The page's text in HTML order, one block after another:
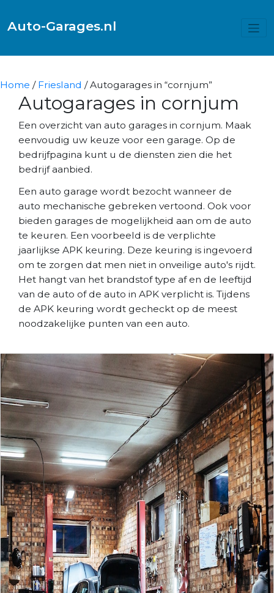
Auto-Garages.nl
Home / Friesland / Autogarages in “cornjum”
Autogarages in cornjum
Een overzicht van auto garages in cornjum. Maak
eenvoudig uw keuze voor een garage. Op de
bedrijfpagina kunt u de diensten zien die het
bedrijf aanbied.
Een auto garage wordt bezocht wanneer de
auto mechanische gebreken vertoond. Ook voor
bieden garages de mogelijkheid aan om de auto
te keuren. Een voorbeeld is de verplichte
jaarlijkse APK keuring. Deze keuring is ingevoerd
om te zorgen dat men niet in onveilige auto's rijdt.
Het hangt van het brandstof type af en de leeftijd
van de auto of de auto in APK verplicht is. Tijdens
de APK keuring wordt gecheckt op de meest
noodzakelijke punten van een auto.